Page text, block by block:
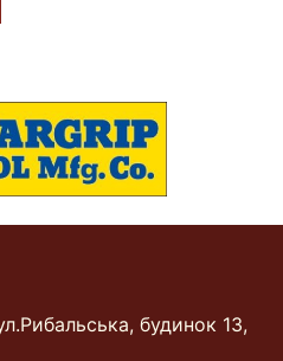
будинок 13,